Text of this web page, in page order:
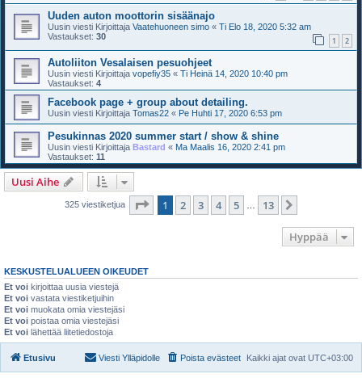
Uuden auton moottorin sisäänajo
Uusin viesti Kirjoittaja Vaatehuoneen simo « Ti Elo 18, 2020 5:32 am
Vastaukset: 30 1 2
Autoliiton Vesalaisen pesuohjeet
Uusin viesti Kirjoittaja vopefiy35 « Ti Heinä 14, 2020 10:40 pm
Vastaukset: 4
Facebook page + group about detailing.
Uusin viesti Kirjoittaja Tomas22 « Pe Huhti 17, 2020 6:53 pm
Pesukinnas 2020 summer start / show & shine
Uusin viesti Kirjoittaja Bastard « Ma Maalis 16, 2020 2:41 pm
Vastaukset: 11
Uusi Aihe
325 viestiketjua Sivu /13
1 2 3 4 5 13
Hyppää
KESKUSTELUALUEEN OIKEUDET
Et voi kirjoittaa uusia viestejä
Et voi vastata viestiketjuihin
Et voi muokata omia viestejäsi
Et voi poistaa omia viestejäsi
Et voi lähettää liitetiedostoja
Etusivu Kaikki ajat ovat UTC+03:00
Poista evästeet
Viesti Ylläpidolle